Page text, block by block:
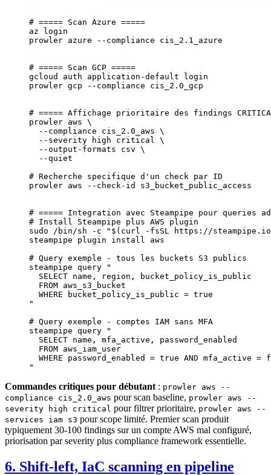
# ===== Scan Azure =====
az login
prowler azure --compliance cis_2.1_azure
# ===== Scan GCP =====
gcloud
auth application-default login
prowler gcp --compliance cis_2.0_gcp
# ===== Affichage prioritaire des findings
prowler aws \
  --compliance
cis_2.0_aws \
  --severity
high critical
\
  --output-formats
csv \
  --quiet
# Recherche specifique d'un check par ID
prowler aws --check-id s3_bucket_public_access
# ===== Integration avec Steampipe pour queries
# Install Steampipe plus AWS plugin
sudo /bin/sh -c "$( curl -fsSL
https://
steampipe plugin install
aws
# Query exemple - tous les buckets S3 publics
steampipe query "
  SELECT name, region, bucket_policy_is_public
  FROM aws_s3_bucket
  WHERE bucket_policy_is_public = true
"
# Query exemple - comptes IAM sans MFA
steampipe query "
  SELECT name, mfa_active, password_enabled
  FROM aws_iam_user
WHERE password_enabled = true AND mfa_active =
"
Commandes critiques pour débutant : prowler aws --
compliance cis_2.0_aws pour scan baseline, prowler aws --
severity high critical pour filtrer prioritaire, prowler aws --
services iam s3 pour scope limité. Premier scan produit
typiquement 30-100 findings sur un compte AWS mal configuré,
priorisation par severity plus compliance framework essentielle.
6. Shift-left, IaC scanning en pipeline